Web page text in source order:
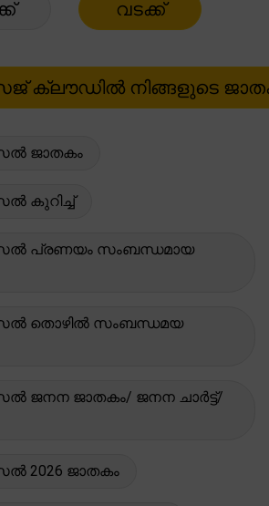
വടക്ക്
ജാതകം
കുറിച്ച്
പ്രണയം സംബന്ധമായ
തൊഴിൽ സംബന്ധമയ
ജനന ജാതകം/ ജനന ചാർട്ട്/
2026 ജാതകം